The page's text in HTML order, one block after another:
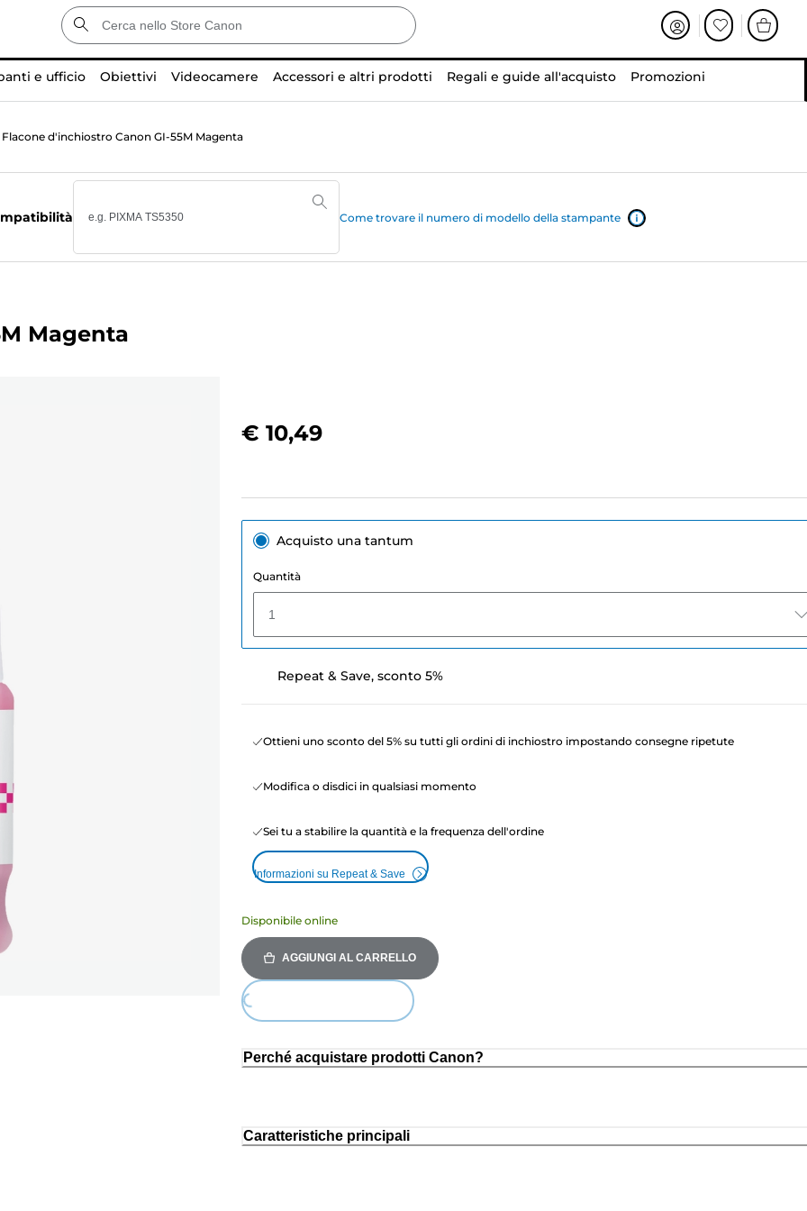
e ufficio Obiettivi Videocamere Accessori e altri prodotti Regali e guide all'acquisto Promozioni
Flacone d'inchiostro Canon GI-55M Magenta
Come trovare il numero di modello della stampante
Magenta
€ 10,49
Acquisto una tantum
Quantità
1
Repeat & Save, sconto 5%
Ottieni uno sconto del 5% su tutti gli ordini di inchiostro impostando consegne ripetute
Modifica o disdici in qualsiasi momento
Sei tu a stabilire la quantità e la frequenza dell'ordine
Informazioni su Repeat & Save
Disponibile online
AGGIUNGI AL CARRELLO
Loading...
Perché acquistare prodotti Canon?
Caratteristiche principali